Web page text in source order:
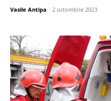
Vasile Antipa - 2 octombrie 2023